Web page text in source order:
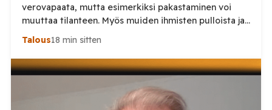
verovapaata, mutta esimerkiksi pakastaminen voi
muuttaa tilanteen. Myös muiden ihmisten pulloista ja
tölkeistä saadut panttirahat ovat veronalaista
marjastuskauden ollessa parhaimmillaan moni
suomalainen hankkii lisätuloja myymällä itse
poimimiaan marjoja tai palauttamalla pulloja ja
tölkkejä. Keskuskauppakamarin mukaan näihin
Talous18 min sitten